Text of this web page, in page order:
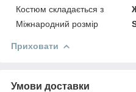
Костюм складається з
Міжнародний розмір
Приховати
Умови доставки